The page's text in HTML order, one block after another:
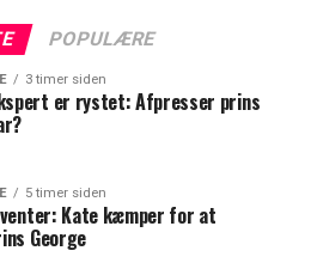
POPULÆRE
3 timer siden
er rystet: Afpresser prins
5 timer siden
Kate kæmper for at
George